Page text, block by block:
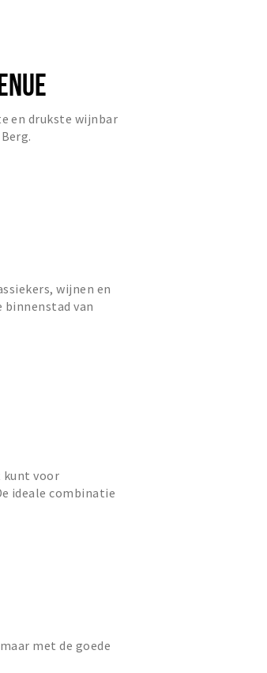
en drukste wijnbar
wijnen en
binnenstad van
kunt voor
ideale combinatie
met de goede